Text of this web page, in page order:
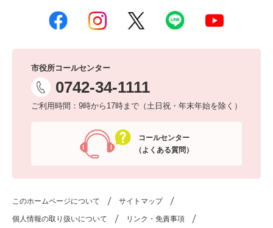
市役所コールセンター
0742-34-1111
ご利用時間：9時から17時まで（土日祝・年末年始を除く）
コールセンター
（よくある質問）
このホームページについて サイトマップ
個人情報の取り扱いについて リンク・免責事項